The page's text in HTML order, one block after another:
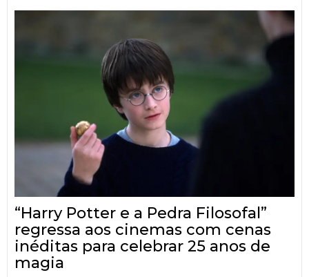
“Harry Potter e a Pedra Filosofal”
regressa aos cinemas com cenas
inéditas para celebrar 25 anos de
magia